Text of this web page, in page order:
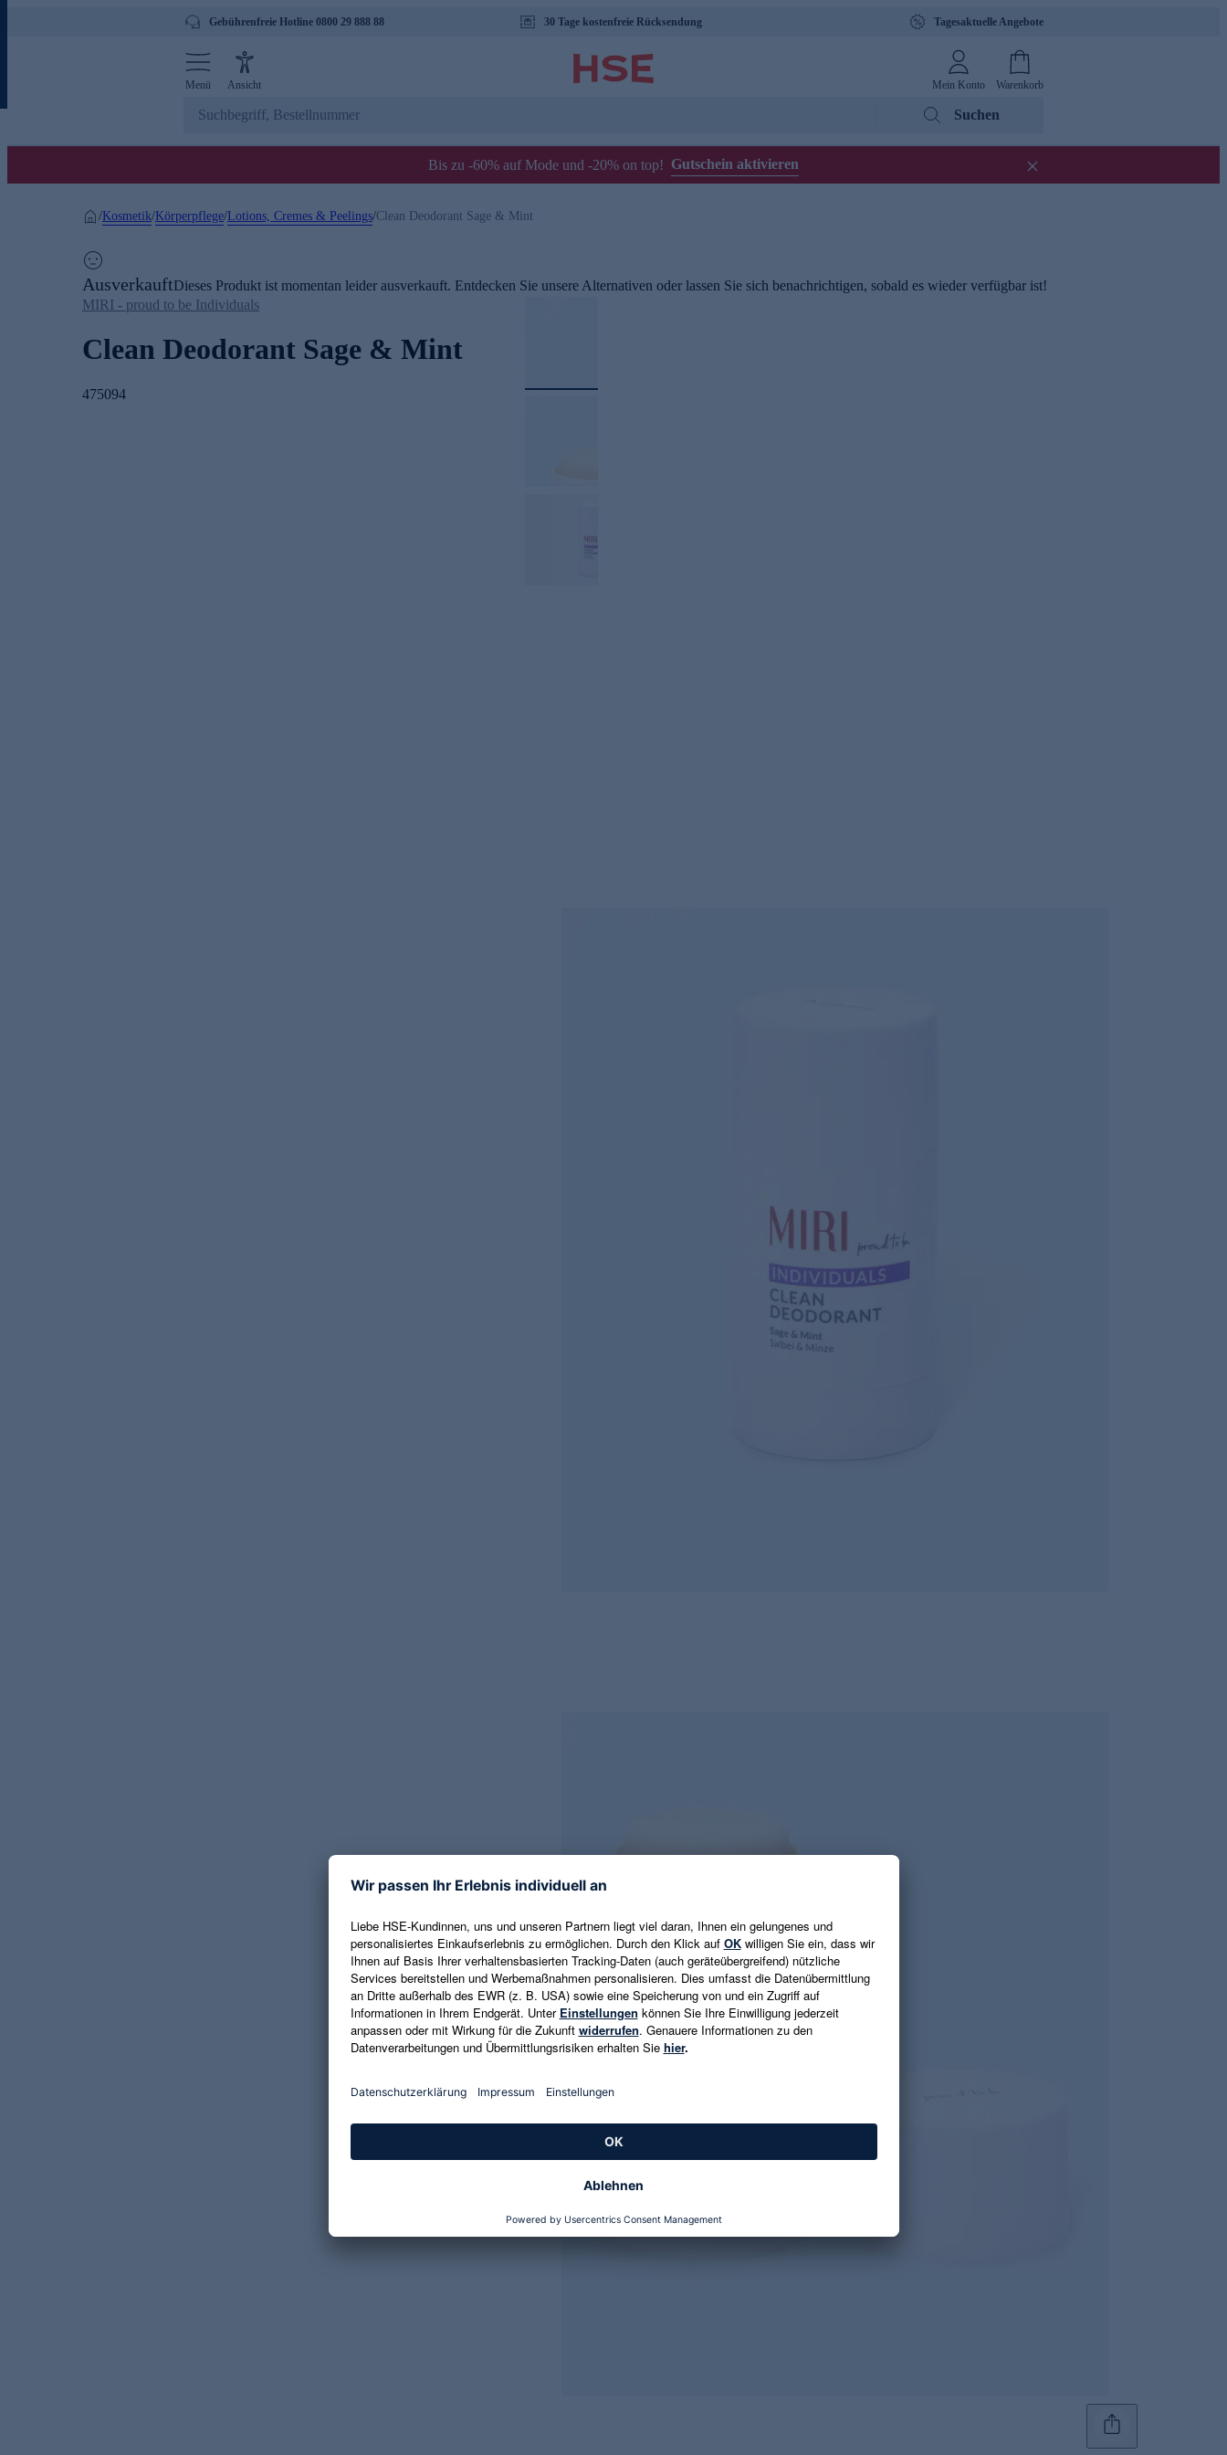
Gebührenfreie Hotline 0800 29 888 88 30 Tage kostenfreie Rücksendung Tagesaktuelle Angebote
Menü Ansicht Mein Konto Warenkorb
Suchen
Bis zu -60% auf Mode und -20% on top! Gutschein aktivieren
/Kosmetik/Körperpflege/Lotions, Cremes & Peelings/Clean Deodorant Sage & Mint
AusverkauftDieses Produkt ist momentan leider ausverkauft. Entdecken Sie unsere Alternativen oder lassen Sie sich benachrichtigen, sobald es wieder verfügbar ist!
MIRI - proud to be Individuals
Clean Deodorant Sage & Mint
475094